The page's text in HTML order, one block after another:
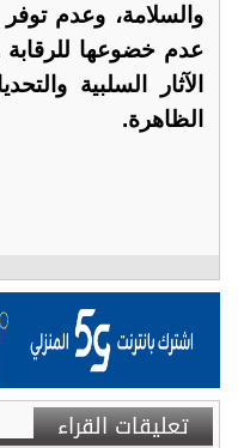
والسلامة، وعدم توفر
عدم خضوعها
الآثار السلبية
الظاهرة.
تعليقات القراء